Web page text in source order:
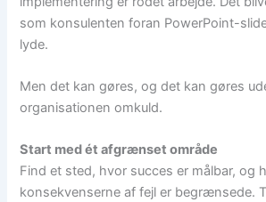
som konsulenten foran PowerPoint-
lyde.
Men det kan gøres, og det kan gøres
organisationen omkuld.
Start med ét afgrænset område
Find et sted, hvor succes er målbar, og
konsekvenserne af fejl er begrænsede.